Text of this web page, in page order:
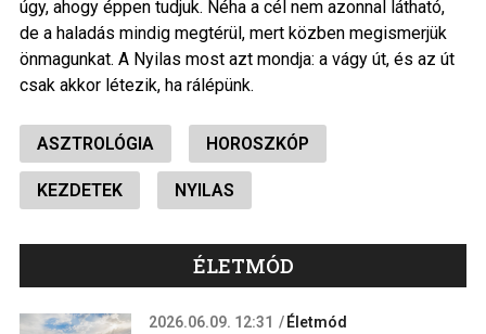
úgy, ahogy éppen tudjuk. Néha a cél nem azonnal látható,
de a haladás mindig megtérül, mert közben megismerjük
önmagunkat. A Nyilas most azt mondja: a vágy út, és az út
csak akkor létezik, ha rálépünk.
ASZTROLÓGIA HOROSZKÓP
KEZDETEK NYILAS
ÉLETMÓD
2026.06.09. 12:31 Életmód